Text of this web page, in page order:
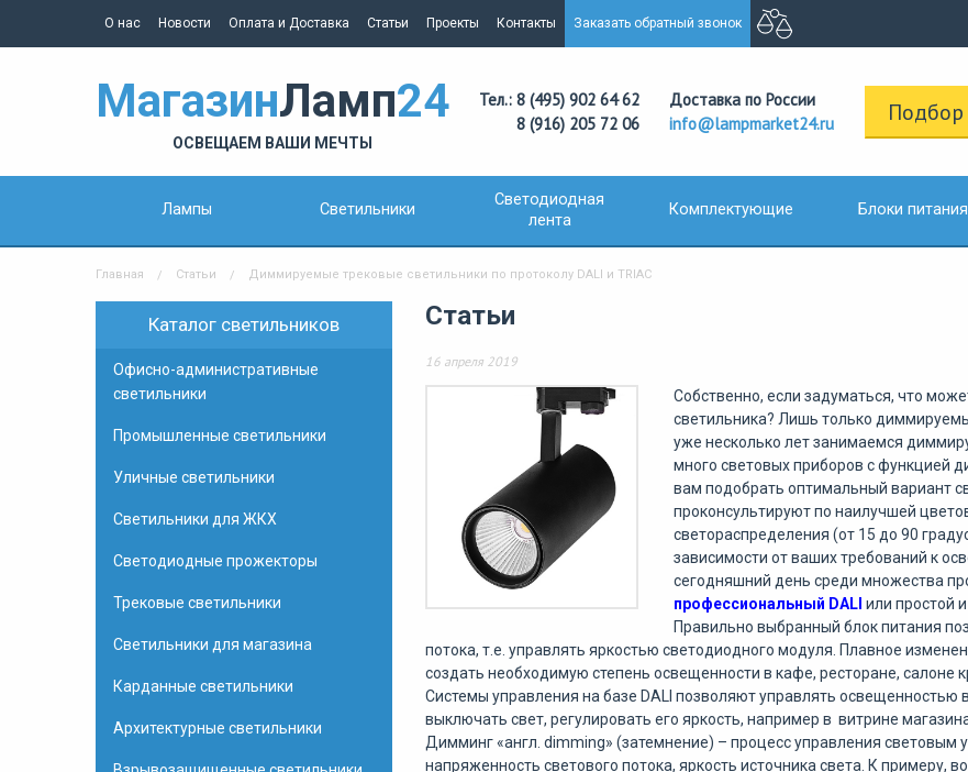
О нас Новости Оплата и Доставка Статьи Проекты Контакты Заказать обратный звонок
МагазинЛамп24
ОСВЕЩАЕМ ВАШИ МЕЧТЫ
Тел.: 8 (495) 902 64 62
8 (916) 205 72 06
Доставка по России
info@lampmarket24.ru
Подбор
Лампы Светильники
Светодиодная
лента
Комплектующие Блоки питания
Главная Статьи Диммируемые трековые светильники по протоколу DALI и TRIAC
Каталог светильников
Офисно-административные
светильники
Промышленные светильники
Уличные светильники
Светильники для ЖКХ
Светодиодные прожекторы
Трековые светильники
Светильники для магазина
Карданные светильники
Архитектурные светильники
Статьи
16 апреля 2019
Собственно, если задуматься, что
светильника? Лишь только
уже несколько лет занимаемся
много световых приборов с функцией
вам подобрать оптимальный вариант
проконсультируют по наилучшей
светораспределения (от 15 до 90
зависимости от ваших требований к
сегодняшний день среди множества
профессиональный DALI или простой и
Правильно выбранный блок питания
потока, те управлять яркостью светодиодного модуля Плавное
создать необходимую степень освещенности в кафе, ресторане, салоне
Системы управления на базе DALI позволяютуправлять освещенностью в
выключать свет, регулировать его яркость, например в витрине
Димминг«англ dimming» (затемнение) – процессуправления световым
напряженность светового потока, яркость источника света К примеру, во